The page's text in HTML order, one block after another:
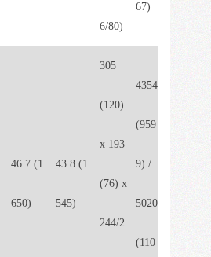
6/80)
67)
46.7 (1
650)
43.8 (1
545)
305
(120)
x 193
(76) x
244/2
4354
(959
9) /
5020
(110